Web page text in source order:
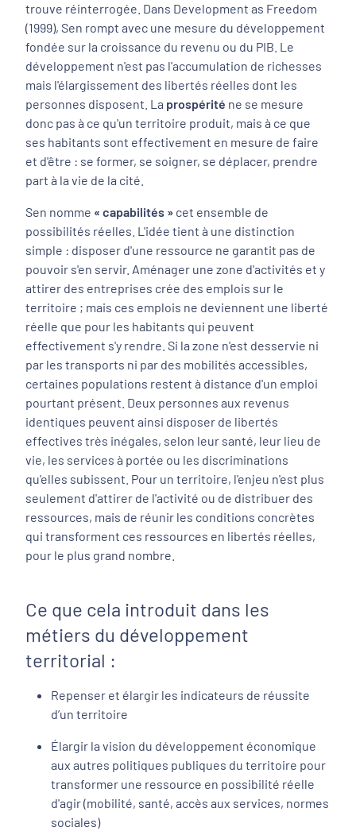
trouve réinterrogée. Dans Development as Freedom
(1999), Sen rompt avec une mesure du développement
fondée sur la croissance du revenu ou du PIB. Le
développement n'est pas l'accumulation de richesses
mais l'élargissement des libertés réelles dont les
personnes disposent. La prospérité ne se mesure
donc pas à ce qu'un territoire produit, mais à ce que
ses habitants sont effectivement en mesure de faire
et d'être : se former, se soigner, se déplacer, prendre
part à la vie de la cité.
Sen nomme « capabilités » cet ensemble de
possibilités réelles. L'idée tient à une distinction
simple : disposer d'une ressource ne garantit pas de
pouvoir s'en servir. Aménager une zone d'activités et y
attirer des entreprises crée des emplois sur le
territoire ; mais ces emplois ne deviennent une liberté
réelle que pour les habitants qui peuvent
effectivement s'y rendre. Si la zone n'est desservie ni
par les transports ni par des mobilités accessibles,
certaines populations restent à distance d'un emploi
pourtant présent. Deux personnes aux revenus
identiques peuvent ainsi disposer de libertés
effectives très inégales, selon leur santé, leur lieu de
vie, les services à portée ou les discriminations
qu'elles subissent. Pour un territoire, l'enjeu n'est plus
seulement d'attirer de l'activité ou de distribuer des
ressources, mais de réunir les conditions concrètes
qui transforment ces ressources en libertés réelles,
pour le plus grand nombre.
Ce que cela introduit dans les
métiers du développement
territorial :
Repenser et élargir les indicateurs de réussite
d’un territoire
Élargir la vision du développement économique
aux autres politiques publiques du territoire pour
transformer une ressource en possibilité réelle
d'agir (mobilité, santé, accès aux services, normes
sociales)